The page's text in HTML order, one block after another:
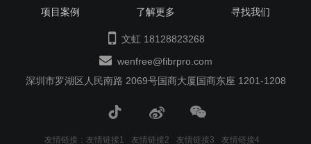
项目案例
了解更多 寻找我们
文虹 18128823268
wenfree@fibrpro.com
深圳市罗湖区人民南路 2069号国商大厦国商东座 1201-1208
友情链接： 友情链接1 友情链接2 友情链接3 友情链接4